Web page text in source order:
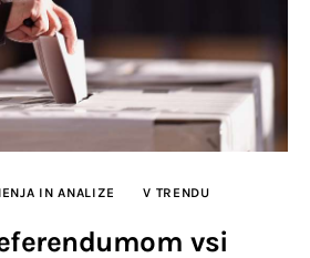
IN ANALIZE V TRENDU
vsi